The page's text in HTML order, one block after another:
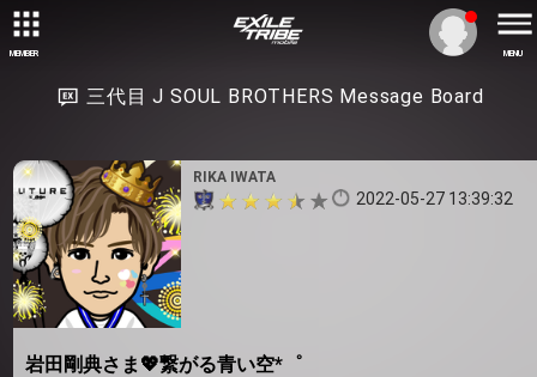
MEMBER MENU
三代目 J SOUL BROTHERS Message Board
RIKA IWATA
2022-05-27 13:39:32
岩田剛典さま💖繋がる青い空*゜